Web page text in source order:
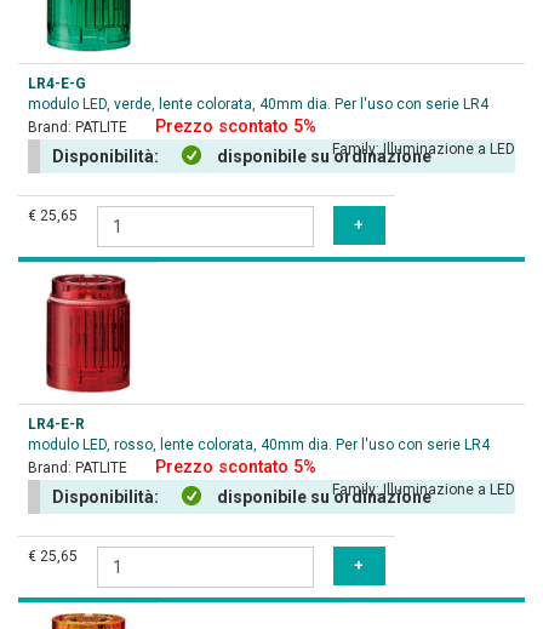
LR4-E-G
modulo LED, verde, lente colorata, 40mm dia. Per l'uso con serie LR4
Brand: PATLITE Prezzo scontato 5%
Family:Illuminazione a LED
Disponibilità: disponibile su ordinazione
€ 25,65
LR4-E-R
modulo LED, rosso, lente colorata, 40mm dia. Per l'uso con serie LR4
Brand: PATLITE Prezzo scontato 5%
Family:Illuminazione a LED
Disponibilità: disponibile su ordinazione
€ 25,65